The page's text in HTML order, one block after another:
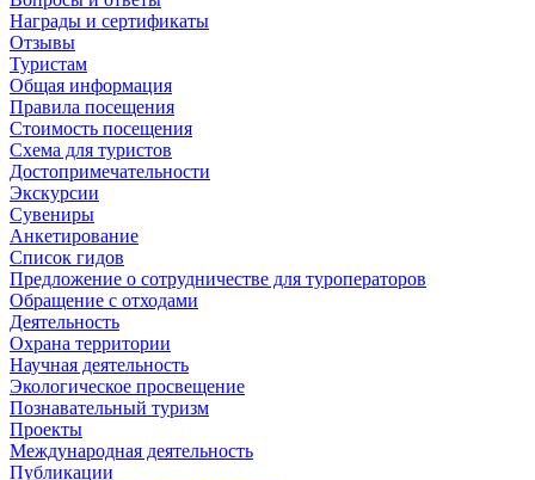
Награды и сертификаты
Отзывы
Туристам
Общая информация
Правила посещения
Стоимость посещения
Схема для туристов
Достопримечательности
Экскурсии
Сувениры
Анкетирование
Список гидов
Предложение о сотрудничестве для туроператоров
Обращение с отходами
Деятельность
Охрана территории
Научная деятельность
Экологическое просвещение
Познавательный туризм
Проекты
Международная деятельность
Публикации